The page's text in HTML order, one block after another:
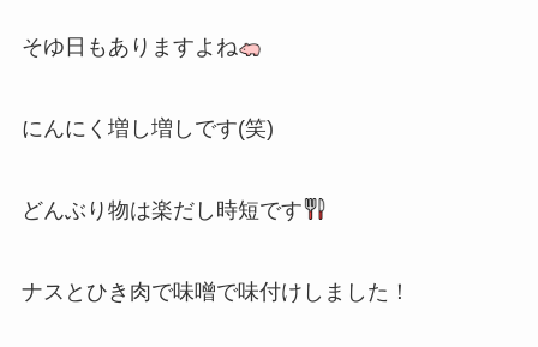
そゆ日もありますよね
にんにく増し増しです(笑)
どんぶり物は楽だし時短です
ナスとひき肉で味噌で味付けしました！